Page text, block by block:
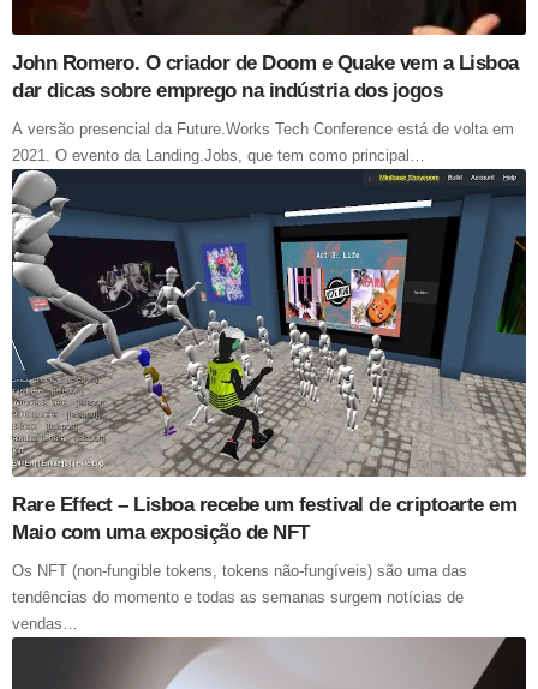
John Romero. O criador de Doom e Quake vem a Lisboa
dar dicas sobre emprego na indústria dos jogos
A versão presencial da Future.Works Tech Conference está de volta em
2021. O evento da Landing.Jobs, que tem como principal…
Rare Effect – Lisboa recebe um festival de criptoarte em
Maio com uma exposição de NFT
Os NFT (non-fungible tokens, tokens não-fungíveis) são uma das
tendências do momento e todas as semanas surgem notícias de
vendas…